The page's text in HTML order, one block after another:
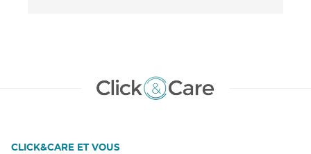
CLICK&CARE ET VOUS